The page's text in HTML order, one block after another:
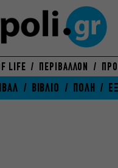
LIFE ΠΕΡΙΒΑΛΛΟΝ
ΒΙΒΛΙΟ ΠΟΛΗ